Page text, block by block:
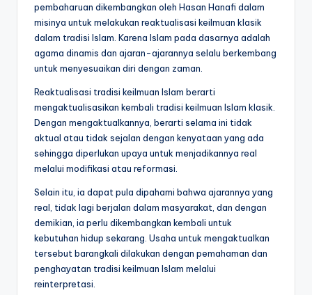
pembaharuan dikembangkan oleh Hasan Hanafi dalam
misinya untuk melakukan reaktualisasi keilmuan klasik
dalam tradisi Islam. Karena Islam pada dasarnya adalah
agama dinamis dan ajaran-ajarannya selalu berkembang
untuk menyesuaikan diri dengan zaman.
Reaktualisasi tradisi keilmuan Islam berarti
mengaktualisasikan kembali tradisi keilmuan Islam klasik.
Dengan mengaktualkannya, berarti selama ini tidak
aktual atau tidak sejalan dengan kenyataan yang ada
sehingga diperlukan upaya untuk menjadikannya real
melalui modifikasi atau reformasi.
Selain itu, ia dapat pula dipahami bahwa ajarannya yang
real, tidak lagi berjalan dalam masyarakat, dan dengan
demikian, ia perlu dikembangkan kembali untuk
kebutuhan hidup sekarang. Usaha untuk mengaktualkan
tersebut barangkali dilakukan dengan pemahaman dan
penghayatan tradisi keilmuan Islam melalui
reinterpretasi.